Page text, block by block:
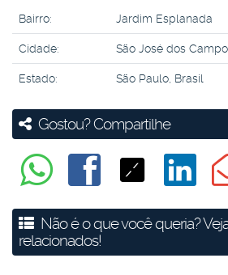
Bairro: Jardim Esplanada
Cidade: São José dos
Estado: São Paulo, Brasil
Gostou? Compartilhe
Não é o que você queria?
relacionados!